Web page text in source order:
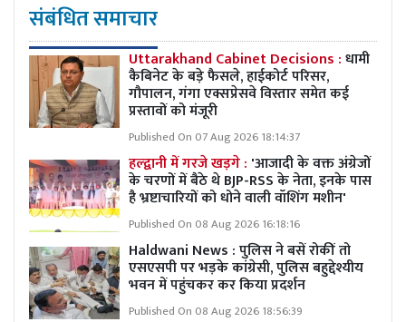
संबंधित समाचार
Uttarakhand Cabinet Decisions :धामी
कैबिनेट के बड़े फैसले, हाईकोर्ट परिसर,
गौपालन, गंगा एक्सप्रेसवे विस्तार समेत कई
प्रस्तावों को मंजूरी
Published On 07 Aug 2026 18:14:37
हल्द्वानी में गरजे खड़गे : 'आजादी के वक्त अंग्रेजों
के चरणों में बैठे थे BJP-RSS के नेता, इनके पास
है भ्रष्टाचारियों को धोने वाली वॉशिंग मशीन'
Published On 08 Aug 2026 16:18:16
Haldwani News : पुलिस ने बसें रोकीं तो
एसएसपी पर भड़के कांग्रेसी, पुलिस बहुद्देश्यीय
भवन में पहुंचकर कर किया प्रदर्शन
Published On 08 Aug 2026 18:56:39